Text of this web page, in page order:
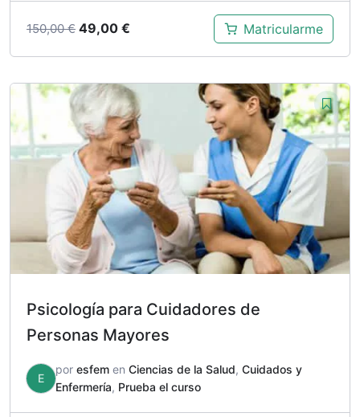
150,00€ El
era:
150,00 €.
49,00 €
es:
49,00 €.
Matricularme
Psicología para Cuidadores de
Personas Mayores
E
por esfem en Ciencias de la Salud, Cuidados y
Enfermería, Prueba el curso